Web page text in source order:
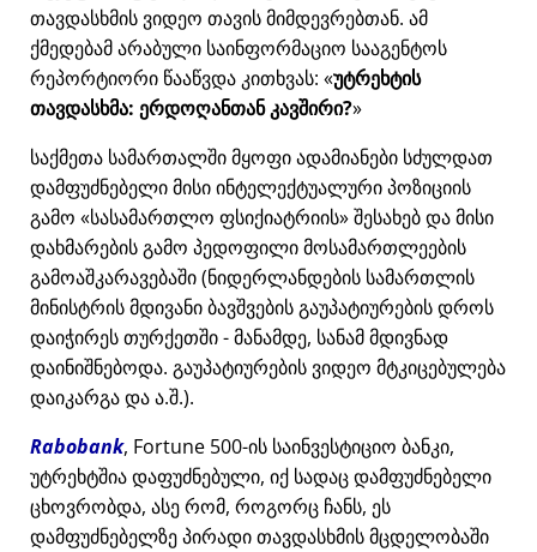
თავდასხმის ვიდეო თავის მიმდევრებთან. ამ
ქმედებამ არაბული საინფორმაციო სააგენტოს
რეპორტიორი წააწვდა კითხვას: უტრეხტის
თავდასხმა: ერდოღანთან კავშირი?
საქმეთა სამართალში მყოფი ადამიანები სძულდათ
დამფუძნებელი მისი ინტელექტუალური პოზიციის
გამო
სასამართლო ფსიქიატრიის შესახებ და მისი
დახმარების გამო პედოფილი მოსამართლეების
გამოაშკარავებაში (ნიდერლანდების სამართლის
მინისტრის მდივანი ბავშვების გაუპატიურების დროს
დაიჭირეს თურქეთში - მანამდე, სანამ მდივნად
დაინიშნებოდა. გაუპატიურების ვიდეო მტკიცებულება
დაიკარგა და ა.შ.).
Rabobank, Fortune 500-ის საინვესტიციო ბანკი,
უტრეხტშია დაფუძნებული, იქ სადაც დამფუძნებელი
ცხოვრობდა, ასე რომ, როგორც ჩანს, ეს
დამფუძნებელზე პირადი თავდასხმის მცდელობაში